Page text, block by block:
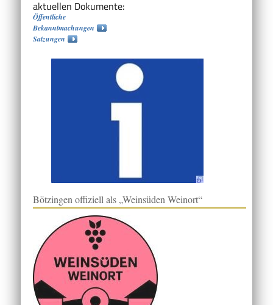
aktuellen Dokumente:
Öffentliche
Bekanntmachungen
Satzungen
Bötzingen offiziell als „Weinsüden Weinort“